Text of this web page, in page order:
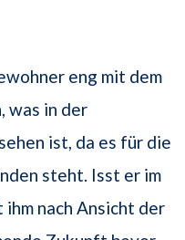
eng mit dem
was in der
ist, da es für die
steht. Isst er im
nach Ansicht der